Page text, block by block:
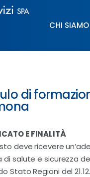
CHI SIAMO
di
E FINALITÀ
deve ricevere
salute e sicurezza
Stato Regioni del